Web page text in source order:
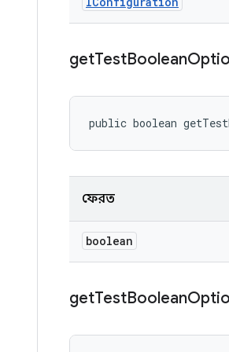
getTestBoolean
public boolean
ফেরত
boolean
getTestBoolean